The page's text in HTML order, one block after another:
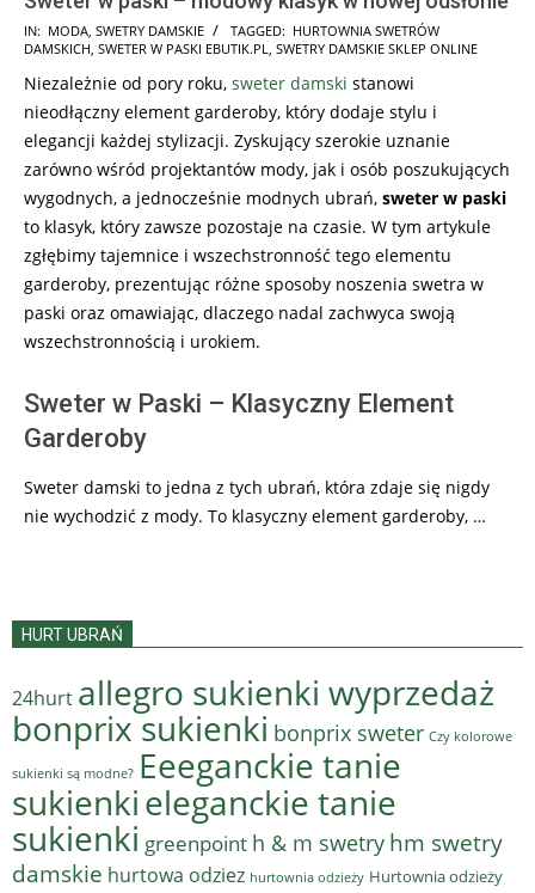
2023-
10-
30
IN: MODA SWETRY DAMSKIE TAGGED: HURTOWNIA SWETRÓW
DAMSKICH SWETER W PASKI EBUTIK.PL SWETRY DAMSKIE SKLEP ONLINE
Niezależnie od pory roku, sweter damski stanowi
nieodłączny element garderoby, który dodaje stylu i
elegancji każdej stylizacji. Zyskujący szerokie uznanie
zarówno wśród projektantów mody, jak i osób poszukujących
wygodnych, a jednocześnie modnych ubrań, sweter w paski
to klasyk, który zawsze pozostaje na czasie. W tym artykule
zgłębimy tajemnice i wszechstronność tego elementu
garderoby, prezentując różne sposoby noszenia swetra w
paski oraz omawiając, dlaczego nadal zachwyca swoją
wszechstronnością i urokiem.
Sweter w Paski – Klasyczny Element
Garderoby
Sweter damski to jedna z tych ubrań, która zdaje się nigdy
nie wychodzić z mody. To klasyczny element garderoby, …
HURT UBRAŃ
24hurt allegro sukienki wyprzedaż
bonprix sukienki bonprix sweter Czy kolorowe
sukienki są modne? Eeeganckie tanie
sukienkieleganckie tanie
sukienki greenpoint h & m swetry hm swetry
damskie hurtowa odziez hurtownia odzieży Hurtownia odzieży